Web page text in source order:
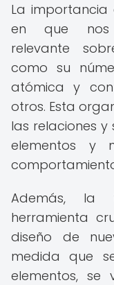
La
en que nos
relevante
como su
atómica y
otros. Esta
las relaciones y
elementos y
Además, la
herramienta
diseño de
medida que
elementos,